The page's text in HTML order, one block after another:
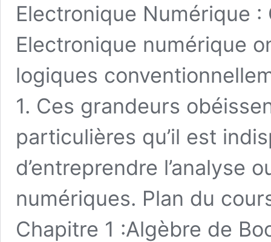
Electronique Numérique
Electronique numérique
logiques
1. Ces grandeurs
particulières qu’il est
d’entreprendre l’analyse
numériques. Plan du
Chapitre 1 :Algèbre de